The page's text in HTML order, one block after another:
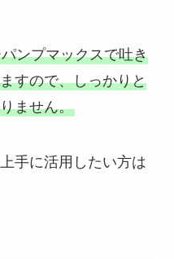
ンプマックスで吐き
すので、しっかりと
ません。
手に活用したい方は